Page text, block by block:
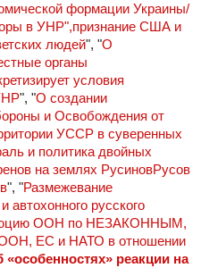
формации Украины/
в УНР",признание США и
людей", "О
органы
условия
", "О создании
и Освобождения от
УССР в суверенных
и политика двойных
на землях РусиновРусов
", "Размежевание
автохонного русского
ООН по НЕЗАКОННЫМ,
ЕС и НАТО в отношении
«особенностях» реакции на